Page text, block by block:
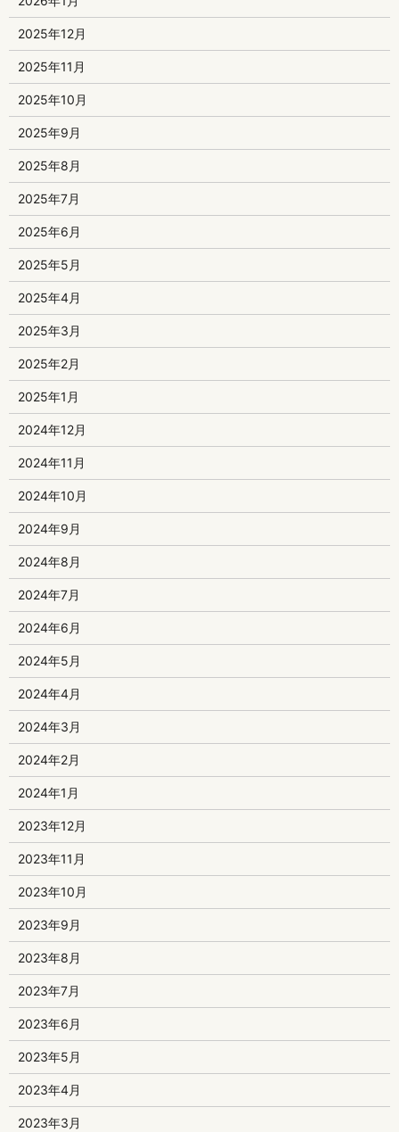
2025年12月
2025年11月
2025年10月
2025年9月
2025年8月
2025年7月
2025年6月
2025年5月
2025年4月
2025年3月
2025年2月
2025年1月
2024年12月
2024年11月
2024年10月
2024年9月
2024年8月
2024年7月
2024年6月
2024年5月
2024年4月
2024年3月
2024年2月
2024年1月
2023年12月
2023年11月
2023年10月
2023年9月
2023年8月
2023年7月
2023年6月
2023年5月
2023年4月
2023年3月